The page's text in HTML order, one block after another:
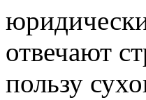
отвечают
пользу